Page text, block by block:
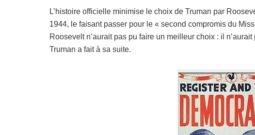
L’histoire officielle minimise le choix de Truman par
1944, le faisant passer pour le « second compromis du
Roosevelt n’aurait pas pu faire un meilleur choix : il
Truman a fait à sa suite.